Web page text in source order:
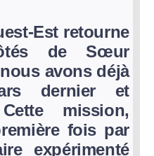
Est retourne
de Sœur
avons déjà
dernier et
mission,
fois par
expérimenté